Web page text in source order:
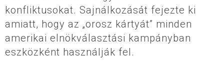
konfliktusokat. Sajnálkozását fejezte ki
amiatt, hogy az „orosz kártyát” minden
amerikai elnökválasztási kampányban
eszközként használják fel.